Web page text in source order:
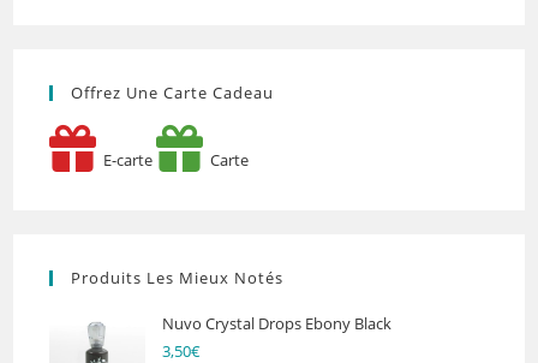
2026
Par
Offrez Une Carte Cadeau
E-carte Carte
Produits Les Mieux Notés
Nuvo Crystal Drops Ebony Black
3,50€